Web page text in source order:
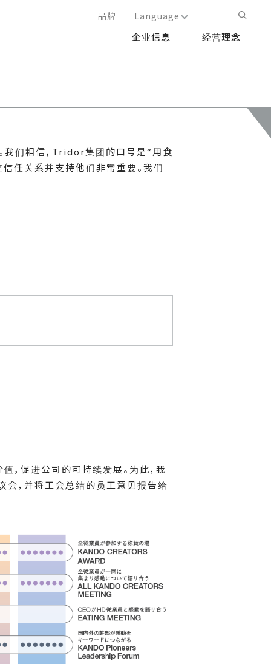
品牌
Language
日本語
企业信息 经营理念
我们相信，Tridor集团的口号是“用食
任关系并支持他们非常重要。我们
，促进公司的可持续发展。为此，我
会，并将工会总结的员工意见报告给